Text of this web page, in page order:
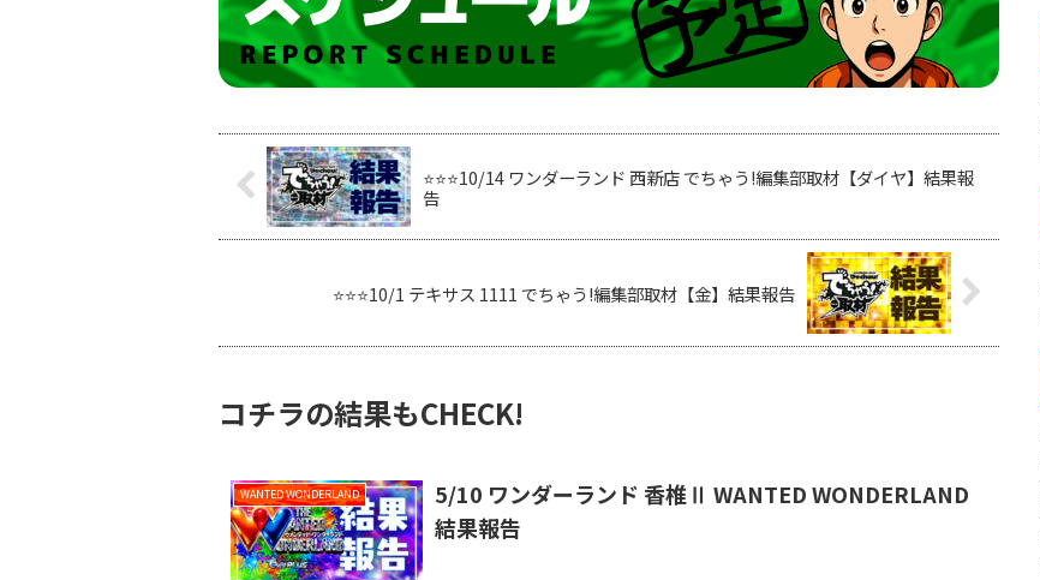
⭐️⭐️⭐️10/14 ワンダーランド 西新店 でちゃう!編集部取材【ダイヤ】結果報
告
⭐️⭐️⭐️10/1 テキサス 1111 でちゃう!編集部取材【金】結果報告
コチラの結果もCHECK!
WANTED WONDERLAND
5/10 ワンダーランド 香椎Ⅱ WANTED WONDERLAND
結果報告